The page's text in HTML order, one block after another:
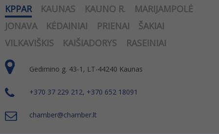
KPPAR KAUNAS KAUNO R.
MARIJAMPOLĖ
JONAVA
KĖDAINIAI PRIENAI
ŠAKIAI
VILKAVIŠKIS
KAIŠIADORYS RASEINIAI
Gedimino g. 43-1, LT-44240 Kaunas
+370 37 229 212, +370 652 18091
chamber@chamber.lt